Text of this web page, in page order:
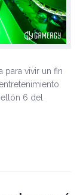
para vivir un fin
6 del